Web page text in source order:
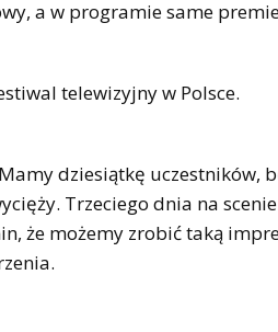
a w programie same
telewizyjny w Polsce.
dziesiątkę uczestników,
Trzeciego dnia na scenie
że możemy zrobić taką